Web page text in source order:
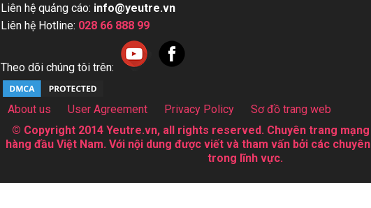
Liên hệ quảng cáo: info@yeutre.vn
Liên hệ Hotline: 028 66 888 99
Theo dõi chúng tôi trên:
About us User Agreement Privacy Policy
Sơ đồ trang web
© Copyright 2014 Yeutre.vn, all rights reserved. Chuyên trang mạng
hàng đầu Việt Nam. Với nội dung được viết và tham vấn bởi các
trong lĩnh vực.